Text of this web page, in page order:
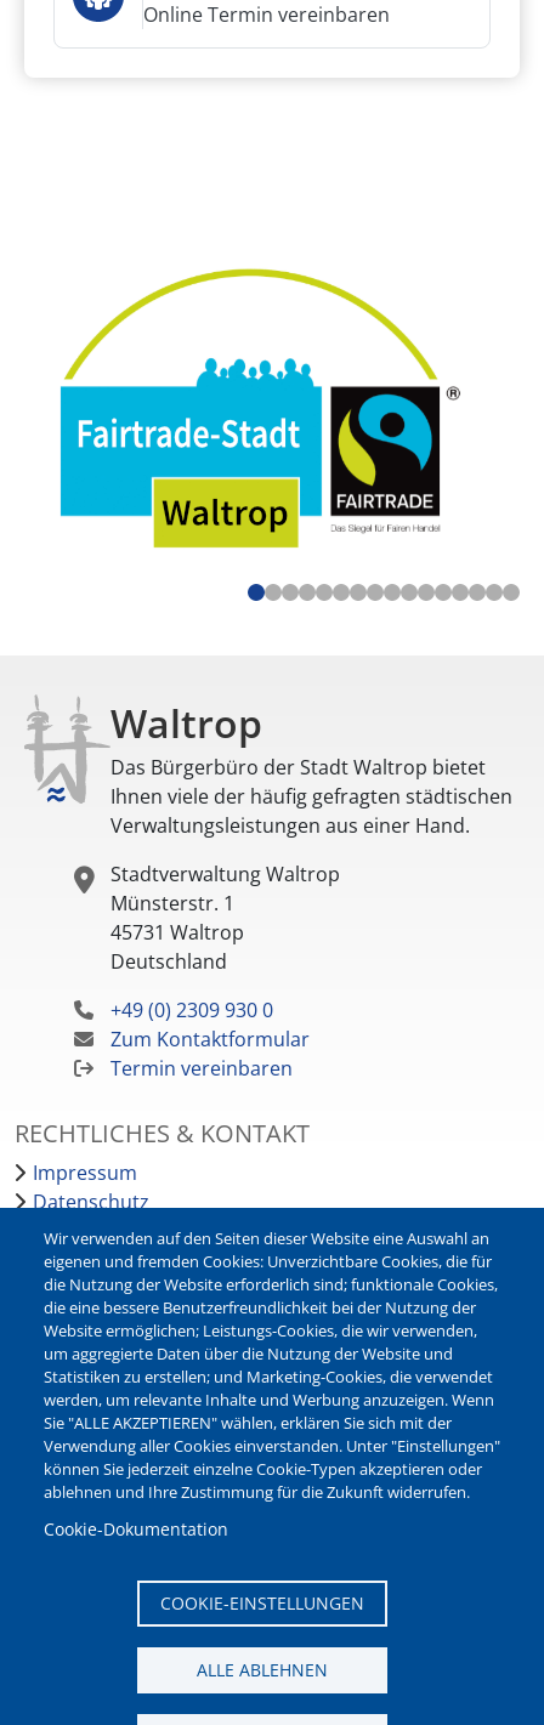
Online Termin vereinbaren
Waltrop
Das Bürgerbüro der Stadt Waltrop bietet
Ihnen viele der häufig gefragten städtischen
Verwaltungsleistungen aus einer Hand.
Stadtverwaltung Waltrop
Münsterstr. 1
45731 Waltrop
Deutschland
+49 (0) 2309 930 0
Zum Kontaktformular
Termin vereinbaren
RECHTLICHES & KONTAKT
Impressum
Datenschutz
Barrierefreiheit
Leichte Sprache
Bankverbindungen
Pressestelle
Kontakt
NEWSLETTER
Jetzt die verschiedenen Newsletter der Stadt Waltrop
abonnieren:
Newsletter verwalten
Wir verwenden auf den Seiten dieser Website eine Auswahl an
eigenen und fremden Cookies: Unverzichtbare Cookies, die für
die Nutzung der Website erforderlich sind; funktionale Cookies,
die eine bessere Benutzerfreundlichkeit bei der Nutzung der
Website ermöglichen; Leistungs-Cookies, die wir verwenden,
um aggregierte Daten über die Nutzung der Website und
Statistiken zu erstellen; und Marketing-Cookies, die verwendet
werden, um relevante Inhalte und Werbung anzuzeigen. Wenn
Sie "ALLE AKZEPTIEREN" wählen, erklären Sie sich mit der
Verwendung aller Cookies einverstanden. Unter "Einstellungen"
können Sie jederzeit einzelne Cookie-Typen akzeptieren oder
ablehnen und Ihre Zustimmung für die Zukunft widerrufen.
Cookie-Dokumentation
COOKIE-EINSTELLUNGEN
ALLE ABLEHNEN